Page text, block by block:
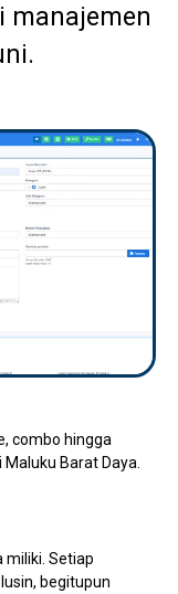
manajemen
combo hingga
Barat Daya.
miliki. Setiap
begitupun